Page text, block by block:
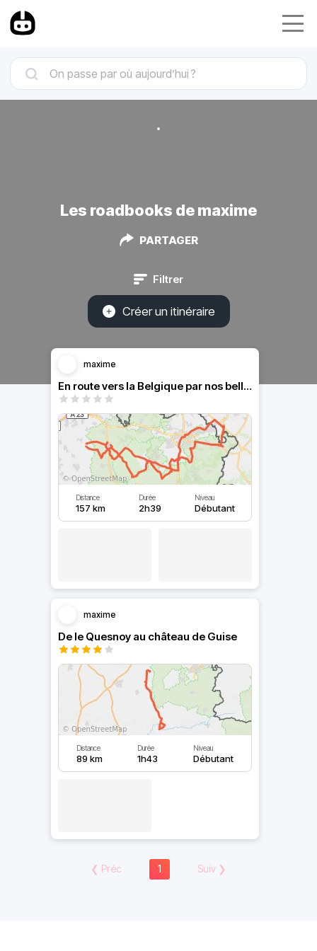
Les roadbooks de maxime
PARTAGER
Filtrer
Créer un itinéraire
maxime
En route vers la Belgique par nos belles routes de campagne
Distance
157 km
Durée
2h39
Niveau
Débutant
maxime
De le Quesnoy au château de Guise
Distance
89 km
Durée
1h43
Niveau
Débutant
❮ Préc 1 Suiv ❯